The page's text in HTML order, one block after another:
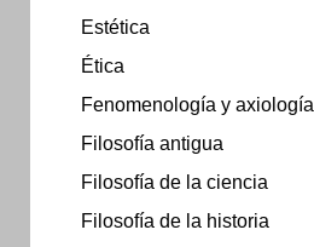
Estética
Ética
Fenomenología y axiología
Filosofía antigua
Filosofía de la ciencia
Filosofía de la historia